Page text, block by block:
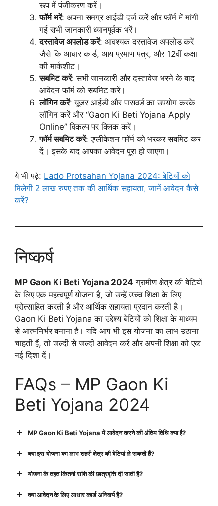
रूप में पंजीकरण करें।
फॉर्म भरें: अपना समग्र आईडी दर्ज करें और फॉर्म में मांगी
गई सभी जानकारी ध्यानपूर्वक भरें।
दस्तावेज अपलोड करें: आवश्यक दस्तावेज अपलोड करें
जैसे कि आधार कार्ड, आय प्रमाण पत्र, और 12वीं कक्षा
की मार्कशीट।
सबमिट करें: सभी जानकारी और दस्तावेज भरने के बाद
आवेदन फॉर्म को सबमिट करें।
लॉगिन करें: यूजर आईडी और पासवर्ड का उपयोग करके
लॉगिन करें और “Gaon Ki Beti Yojana Apply
Online” विकल्प पर क्लिक करें।
फॉर्म सबमिट करें: एप्लीकेशन फॉर्म को भरकर सबमिट कर
दें। इसके बाद आपका आवेदन पूरा हो जाएगा।
ये भी पढ़े: Lado Protsahan Yojana 2024: बेटियों को
मिलेगी 2 लाख रुपए तक की आर्थिक सहायता, जानें आवेदन कैसे
करें?
निष्कर्ष
MP Gaon Ki Beti Yojana 2024 ग्रामीण क्षेत्र की बेटियों
के लिए एक महत्वपूर्ण योजना है, जो उन्हें उच्च शिक्षा के लिए
प्रोत्साहित करती है और आर्थिक सहायता प्रदान करती है।
Gaon Ki Beti Yojana का उद्देश्य बेटियों को शिक्षा के माध्यम
से आत्मनिर्भर बनाना है। यदि आप भी इस योजना का लाभ उठाना
चाहती हैं, तो जल्दी से जल्दी आवेदन करें और अपनी शिक्षा को एक
नई दिशा दें।
FAQs – MP Gaon Ki
Beti Yojana 2024
MP Gaon Ki Beti Yojana में आवेदन करने की अंतिम तिथि क्या है?
क्या इस योजना का लाभ शहरी क्षेत्र की बेटियां ले सकती हैं?
योजना के तहत कितनी राशि की छात्रवृत्ति दी जाती है?
क्या आवेदन के लिए आधार कार्ड अनिवार्य है?